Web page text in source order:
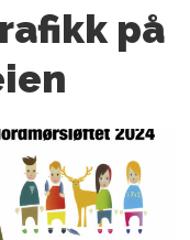
på